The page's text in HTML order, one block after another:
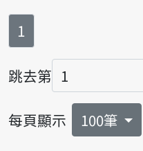
第
1
跳去第
頁碼
每頁顯示 100筆